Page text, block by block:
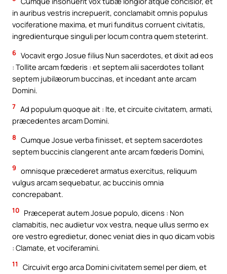
in auribus vestris increpuerit, conclamabit omnis populus
vociferatione maxima, et muri funditus corruent civitatis,
ingredienturque singuli per locum contra quem steterint.
6 Vocavit ergo Josue filius Nun sacerdotes, et dixit ad eos
: Tollite arcam fœderis : et septem alii sacerdotes tollant
septem jubilæorum buccinas, et incedant ante arcam
Domini.
7 Ad populum quoque ait : Ite, et circuite civitatem, armati,
præcedentes arcam Domini.
8 Cumque Josue verba finisset, et septem sacerdotes
septem buccinis clangerent ante arcam fœderis Domini,
9 omnisque præcederet armatus exercitus, reliquum
vulgus arcam sequebatur, ac buccinis omnia
concrepabant.
10 Præceperat autem Josue populo, dicens : Non
clamabitis, nec audietur vox vestra, neque ullus sermo ex
ore vestro egredietur, donec veniat dies in quo dicam vobis
: Clamate, et vociferamini.
11
Circuivit ergo arca Domini civitatem semel per diem, et